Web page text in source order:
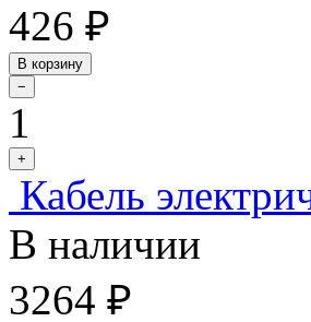
426 ₽
В корзину
−
1
+
Кабель
В наличии
3264 ₽